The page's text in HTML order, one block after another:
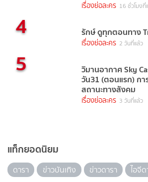
เรื่องย่อละคร 16 ชั่วโมงที่
4 รักษ์ ดูทุกตอนทาง
เรื่องย่อละคร 2 วันที่แล้ว
5 วิมานอากาศ Sky
วัน31 (ตอนแรก) ก
สถานะทางสังคม
เรื่องย่อละคร 3 วันที่แล้ว
แท็กยอดนิยม
ดารา ข่าวบันเทิง ข่าวดารา
ไอจี